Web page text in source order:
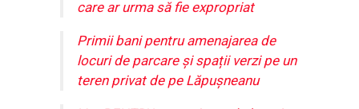
care ar urma să fie expropriat
Primii bani pentru amenajarea de
locuri de parcare și spații verzi pe un
teren privat de pe Lăpușneanu